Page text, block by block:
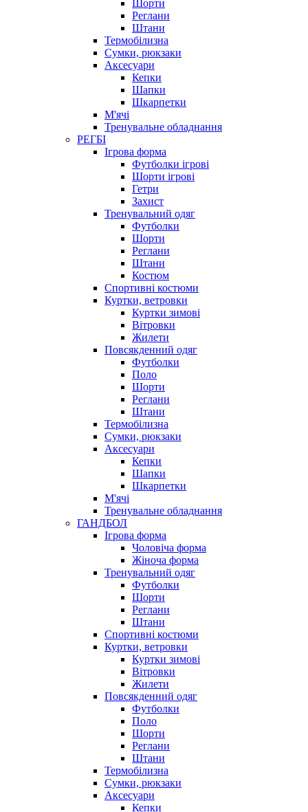
Шорти
Реглани
Штани
Термобілизна
Сумки, рюкзаки
Аксесуари
Кепки
Шапки
Шкарпетки
М'ячі
Тренувальне обладнання
РЕГБІ
Ігрова форма
Футболки ігрові
Шорти ігрові
Гетри
Захист
Тренувальний одяг
Футболки
Шорти
Реглани
Штани
Костюм
Спортивні костюми
Куртки, ветровки
Куртки зимові
Вітровки
Жилети
Повсякденний одяг
Футболки
Поло
Шорти
Реглани
Штани
Термобілизна
Сумки, рюкзаки
Аксесуари
Кепки
Шапки
Шкарпетки
М'ячі
Тренувальне обладнання
ГАНДБОЛ
Ігрова форма
Чоловіча форма
Жіноча форма
Тренувальний одяг
Футболки
Шорти
Реглани
Штани
Спортивні костюми
Куртки, ветровки
Куртки зимові
Вітровки
Жилети
Повсякденний одяг
Футболки
Поло
Шорти
Реглани
Штани
Термобілизна
Сумки, рюкзаки
Аксесуари
Кепки